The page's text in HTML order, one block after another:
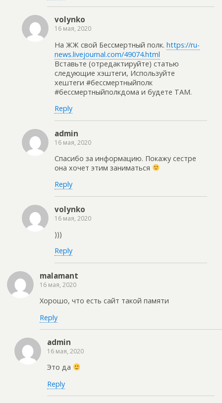
volynko
16 мая, 2020
На ЖЖ свой Бессмертный полк. https://ru-
news.livejournal.com/49074.html
Вставьте (отредактируйте) статью
следующие хэштеги, Используйте
хештеги #бессмертныйполк
#бессмертныйполкдома и будете ТАМ.
Reply
admin
16 мая, 2020
Спасибо за информацию. Покажу сестре
она хочет этим заниматься
Reply
volynko
16 мая, 2020
)))
Reply
malamant
16 мая, 2020
Хорошо, что есть сайт такой памяти
Reply
admin
16 мая, 2020
Это да
Reply